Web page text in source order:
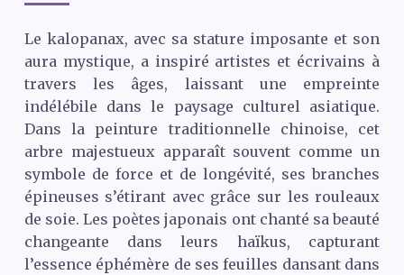
Le kalopanax, avec sa stature imposante et son
aura mystique, a inspiré artistes et écrivains à
travers les âges, laissant une empreinte
indélébile dans le paysage culturel asiatique.
Dans la peinture traditionnelle chinoise, cet
arbre majestueux apparaît souvent comme un
symbole de force et de longévité, ses branches
épineuses s’étirant avec grâce sur les rouleaux
de soie. Les poètes japonais ont chanté sa beauté
changeante dans leurs haïkus, capturant
l’essence éphémère de ses feuilles dansant dans